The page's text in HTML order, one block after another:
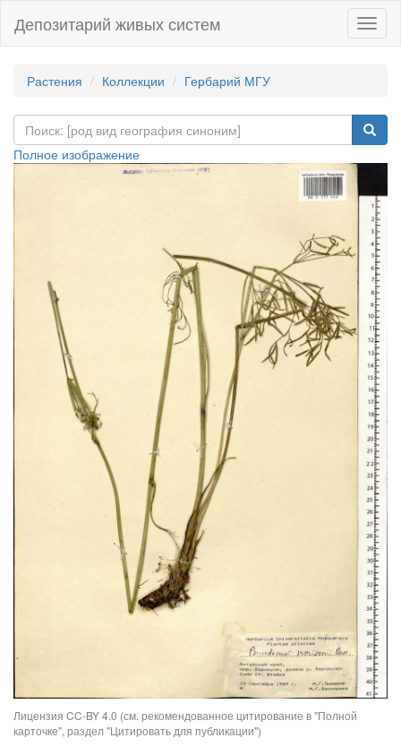
Депозитарий живых систем
Растения Коллекции Гербарий МГУ
Полное изображение
Лицензия CC-BY 4.0 (см. рекомендованное цитирование в "Полной
карточке", раздел "Цитировать для публикации")